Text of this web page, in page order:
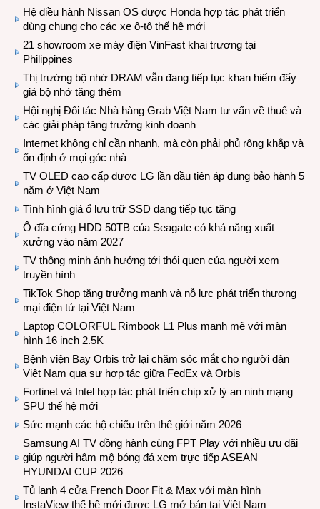
Hệ điều hành Nissan OS được Honda hợp tác phát triển
dùng chung cho các xe ô-tô thế hệ mới
21 showroom xe máy điện VinFast khai trương tại
Philippines
Thị trường bộ nhớ DRAM vẫn đang tiếp tục khan hiếm đẩy
giá bộ nhớ tăng thêm
Hội nghị Đối tác Nhà hàng Grab Việt Nam tư vấn về thuế và
các giải pháp tăng trưởng kinh doanh
Internet không chỉ cần nhanh, mà còn phải phủ rộng khắp và
ổn định ở mọi góc nhà
TV OLED cao cấp được LG lần đầu tiên áp dụng bảo hành 5
năm ở Việt Nam
Tình hình giá ổ lưu trữ SSD đang tiếp tục tăng
Ổ đĩa cứng HDD 50TB của Seagate có khả năng xuất
xưởng vào năm 2027
TV thông minh ảnh hưởng tới thói quen của người xem
truyền hình
TikTok Shop tăng trưởng mạnh và nỗ lực phát triển thương
mại điện tử tại Việt Nam
Laptop COLORFUL Rimbook L1 Plus mạnh mẽ với màn
hình 16 inch 2.5K
Bệnh viện Bay Orbis trở lại chăm sóc mắt cho người dân
Việt Nam qua sự hợp tác giữa FedEx và Orbis
Fortinet và Intel hợp tác phát triển chip xử lý an ninh mạng
SPU thế hệ mới
Sức mạnh các hộ chiếu trên thế giới năm 2026
Samsung AI TV đồng hành cùng FPT Play với nhiều ưu đãi
giúp người hâm mộ bóng đá xem trực tiếp ASEAN
HYUNDAI CUP 2026
Tủ lạnh 4 cửa French Door Fit & Max với màn hình
InstaView thế hệ mới được LG mở bán tại Việt Nam